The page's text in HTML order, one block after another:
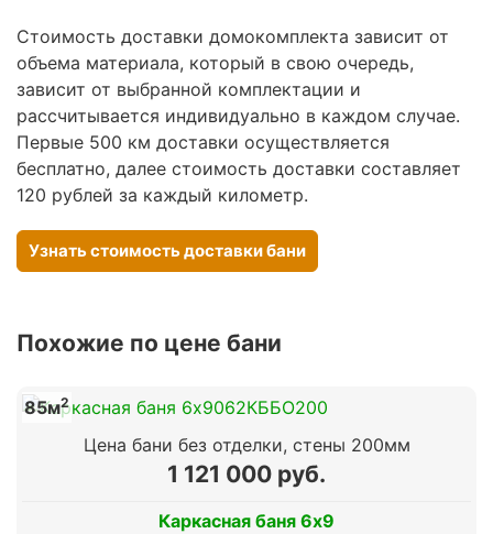
Стоимость доставки домокомплекта зависит от
объема материала, который в свою очередь,
зависит от выбранной комплектации и
рассчитывается индивидуально в каждом случае.
Первые 500 км доставки осуществляется
бесплатно, далее стоимость доставки составляет
120 рублей за каждый километр.
Узнать стоимость доставки бани
Похожие по цене бани
85м2
Цена бани без отделки, стены 200мм
1 121 000 руб.
Каркасная баня 6х9